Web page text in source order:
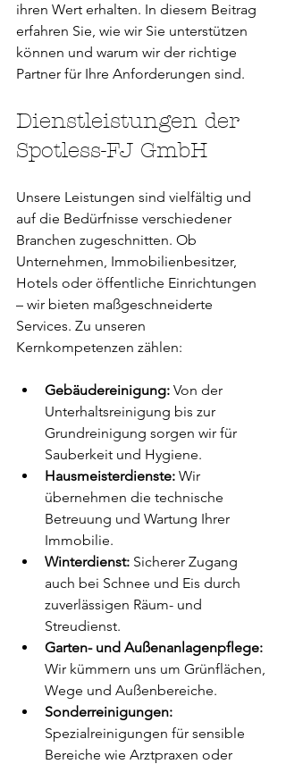
ihren Wert erhalten. In diesem Beitrag
erfahren Sie, wie wir Sie unterstützen
können und warum wir der richtige
Partner für Ihre Anforderungen sind.
Dienstleistungen der
Spotless-FJ GmbH
Unsere Leistungen sind vielfältig und
auf die Bedürfnisse verschiedener
Branchen zugeschnitten. Ob
Unternehmen, Immobilienbesitzer,
Hotels oder öffentliche Einrichtungen
– wir bieten maßgeschneiderte
Services. Zu unseren
Kernkompetenzen zählen:
Gebäudereinigung: Von der
Unterhaltsreinigung bis zur
Grundreinigung sorgen wir für
Sauberkeit und Hygiene.
Hausmeisterdienste: Wir
übernehmen die technische
Betreuung und Wartung Ihrer
Immobilie.
Winterdienst: Sicherer Zugang
auch bei Schnee und Eis durch
zuverlässigen Räum- und
Streudienst.
Garten- und Außenanlagenpflege:
Wir kümmern uns um Grünflächen,
Wege und Außenbereiche.
Sonderreinigungen:
Spezialreinigungen für sensible
Bereiche wie Arztpraxen oder